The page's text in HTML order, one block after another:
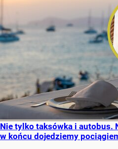
Nie tylko taksówka i autobus.
w końcu dojedziemy